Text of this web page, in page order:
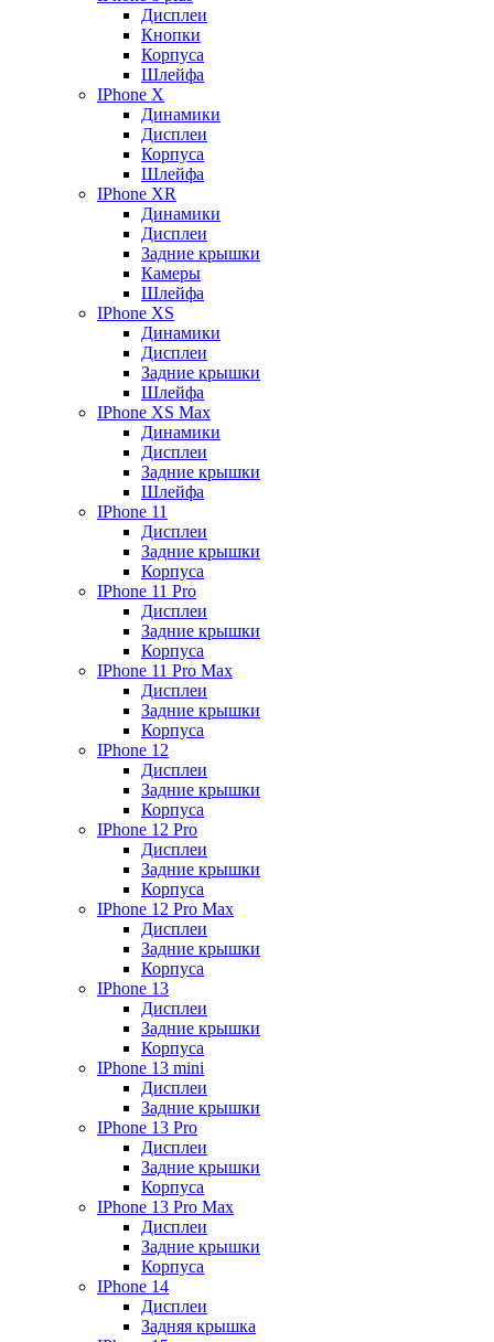
Дисплеи
Кнопки
Корпуса
Шлейфа
IPhone X
Динамики
Дисплеи
Корпуса
Шлейфа
IPhone XR
Динамики
Дисплеи
Задние крышки
Камеры
Шлейфа
IPhone XS
Динамики
Дисплеи
Задние крышки
Шлейфа
IPhone XS Max
Динамики
Дисплеи
Задние крышки
Шлейфа
IPhone 11
Дисплеи
Задние крышки
Корпуса
IPhone 11 Pro
Дисплеи
Задние крышки
Корпуса
IPhone 11 Pro Max
Дисплеи
Задние крышки
Корпуса
IPhone 12
Дисплеи
Задние крышки
Корпуса
IPhone 12 Pro
Дисплеи
Задние крышки
Корпуса
IPhone 12 Pro Max
Дисплеи
Задние крышки
Корпуса
IPhone 13
Дисплеи
Задние крышки
Корпуса
IPhone 13 mini
Дисплеи
Задние крышки
IPhone 13 Pro
Дисплеи
Задние крышки
Корпуса
IPhone 13 Pro Max
Дисплеи
Задние крышки
Корпуса
IPhone 14
Дисплеи
Задняя крышка